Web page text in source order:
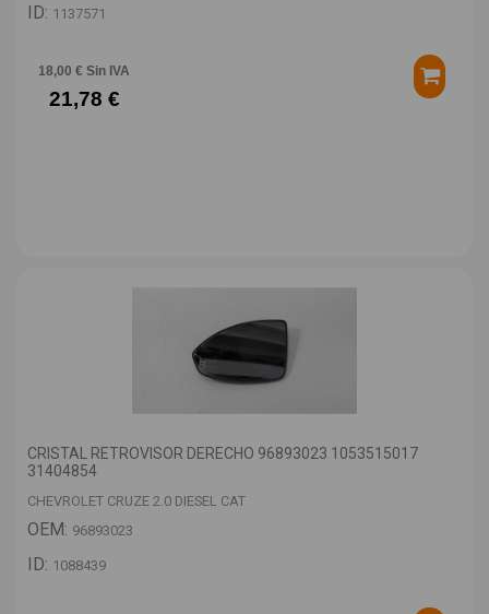
ID: 1137571
18,00 € Sin IVA
21,78 €
CRISTAL RETROVISOR DERECHO 96893023 1053515017
31404854
CHEVROLET CRUZE 2.0 DIESEL CAT
OEM: 96893023
ID: 1088439